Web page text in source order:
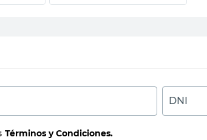
DNI
Términos y Condiciones.